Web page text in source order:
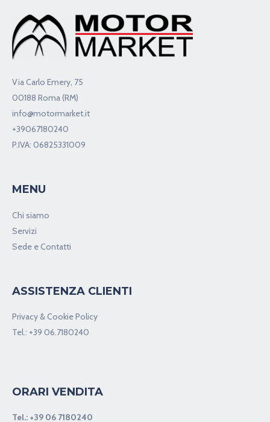
Via Carlo Emery, 75
00188 Roma (RM)
info@motormarket.it
+39067180240
P.IVA: 06825331009
MENU
Chi siamo
Servizi
Sede e Contatti
ASSISTENZA CLIENTI
Privacy & Cookie Policy
Tel.: +39 06.7180240
ORARI VENDITA
Tel.: +39 06 7180240